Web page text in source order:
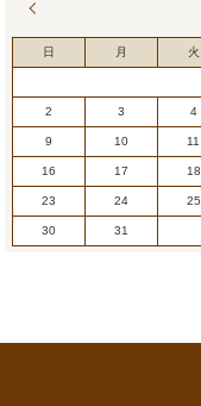
日 月 火
2 3 4
9 10 11
16 17 18
23 24 25
30 31